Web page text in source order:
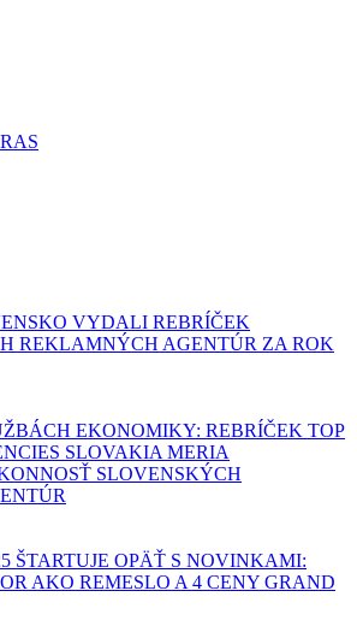
VYDALI REBRÍČEK
REKLAMNÝCH AGENTÚR ZA ROK
EKONOMIKY: REBRÍČEK TOP
SLOVAKIA MERIA
SLOVENSKÝCH
ŠTARTUJE OPÄŤ S NOVINKAMI:
AKO REMESLO A 4 CENY GRAND